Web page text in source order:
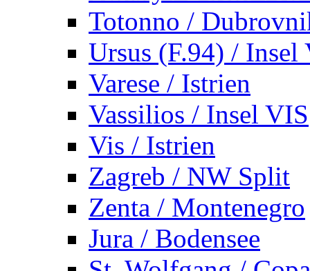
Totonno /
Ursus (F.94) / Insel
Varese / Istrien
Vassilios / Insel VIS
Vis / Istrien
Zagreb / NW Split
Zenta / Montenegro
Jura / Bodensee